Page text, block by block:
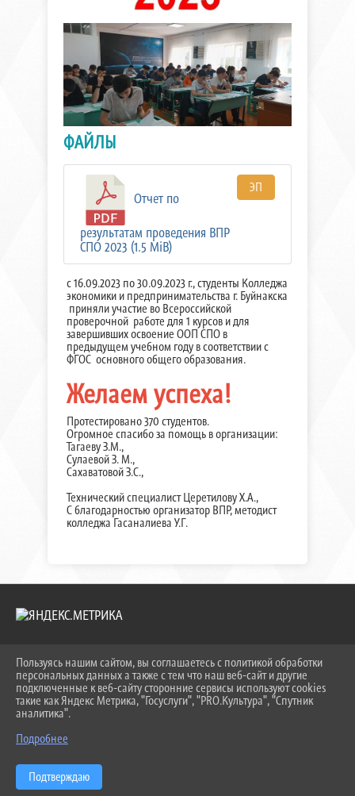
ФАЙЛЫ
Отчет по
результатам проведения ВПР
СПО 2023 (1.5 MiB)
ЭП
c 16.09.2023 по 30.09.2023 г., студенты Колледжа
экономики и предпринимательства г. Буйнакска
приняли участие во Всероссийской
проверочной работе для 1 курсов и для
завершивших освоение ООП СПО в
предыдущем учебном году в соответствии с
ФГОС основного общего образования.
Желаем успеха!
Протестировано 370 студентов.
Огромное спасибо за помощь в организации:
Тагаеву З.М.,
Сулаевой З. М.,
Сахаватовой З.С.,
Технический специалист Церетилову Х.А.,
С благодарностью организатор ВПР, методист
колледжа Гасаналиева У.Г.
2026 Г. KEIPBK.RU
ВХОД
КАРТА САЙТА
ПОЛИТИКА ОБРАБОТКИ ПЕРСОНАЛЬНЫХ ДАННЫХ
СДЕЛАНО НА KUBCMS
Пользуясь нашим сайтом, вы соглашаетесь с политикой обработки
персональных данных а также с тем что наш веб-сайт и другие
подключенные к веб-сайту сторонние сервисы используют cookies
такие как Яндекс Метрика, "Госуслуги", "PRO.Культура", "Спутник
аналитика".
Подробнее
Подтверждаю